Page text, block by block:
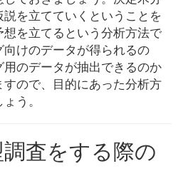
を立てていくということを
を立てるという分析方法で
けのデータが得られるの
のデータが抽出できるのか
ので、目的にあった分析方
う。
査をする際の